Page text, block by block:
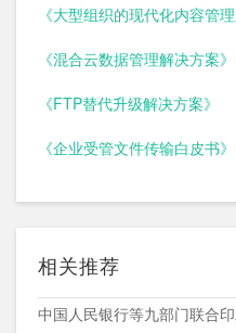
《大型组织的现代化内容管理
《混合云数据管理解决方案》
《FTP替代升级解决方案》
《企业受管文件传输白皮书》
相关推荐